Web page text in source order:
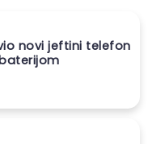
novi jeftini telefon